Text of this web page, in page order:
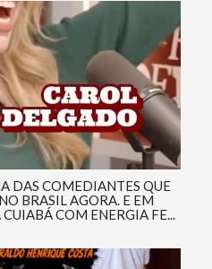
DAS COMEDIANTES QUE
BRASIL AGORA. E EM
COM ENERGIA FE...